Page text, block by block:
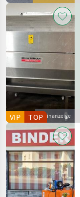
Kleinanzeige
VIP TOP